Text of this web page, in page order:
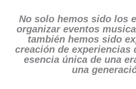
No solo hemos sido los
organizar eventos
también hemos sido
creación de experiencias
esencia única de una
una